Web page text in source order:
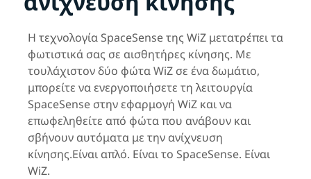
Η τεχνολογία SpaceSense της WiZ μετατρέπει τα
φωτιστικά σας σε αισθητήρες κίνησης. Με
τουλάχιστον δύο φώτα WiZ σε ένα δωμάτιο,
μπορείτε να ενεργοποιήσετε τη λειτουργία
SpaceSense στην εφαρμογή WiZ και να
επωφεληθείτε από φώτα που ανάβουν και
σβήνουν αυτόματα με την ανίχνευση
κίνησης.Είναι απλό. Είναι το SpaceSense. Είναι
WiZ.